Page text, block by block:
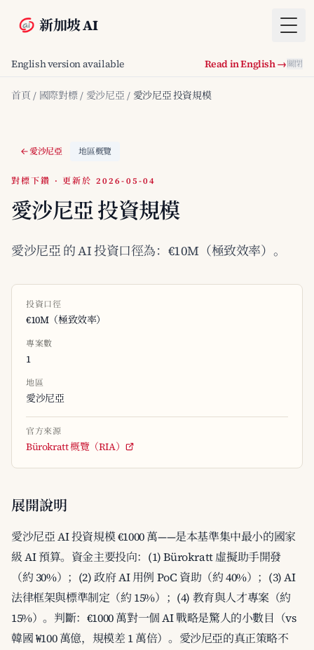
新加坡 AI
English version available Read in English →關閉
首頁 / 國際對標 / 愛沙尼亞 / 愛沙尼亞 投資規模
愛沙尼亞 地區概覽
對標下鑽 · 更新於 2026-05-04
愛沙尼亞 投資規模
愛沙尼亞 的 AI 投資口徑為：€10M（極致效率）。
投資口徑
€10M（極致效率）
專案數
1
地區
愛沙尼亞
官方來源
Bürokratt 概覽（RIA）
展開說明
愛沙尼亞 AI 投資規模 €1000 萬——是本基準集中最小的國家
級 AI 預算。資金主要投向：(1) Bürokratt 虛擬助手開發
（約 30%）；(2) 政府 AI 用例 PoC 資助（約 40%）；(3) AI
法律框架與標準制定（約 15%）；(4) 教育與人才專案（約
15%）。判斷：€1000 萬對一個 AI 戰略是驚人的小數目（vs
韓國 ₩100 萬億，規模差 1 萬倍）。愛沙尼亞的真正策略不